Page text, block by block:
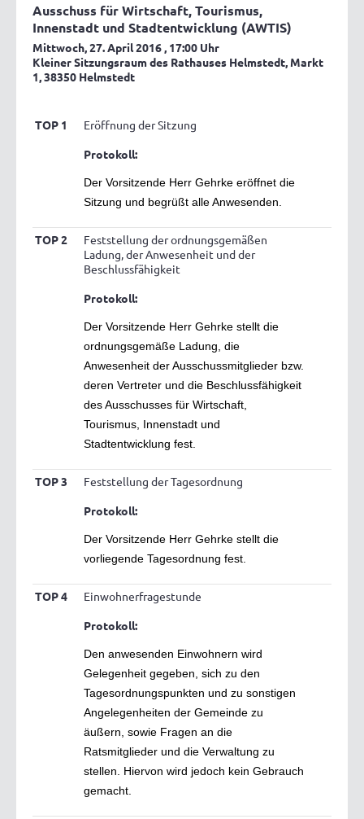
Ausschuss für Wirtschaft, Tourismus,
Innenstadt und Stadtentwicklung (AWTIS)
Mittwoch, 27. April 2016, 17:00 Uhr
Kleiner Sitzungsraum des Rathauses Helmstedt, Markt
1, 38350 Helmstedt
TOP 1
Eröffnung der Sitzung
Protokoll:
Der Vorsitzende Herr Gehrke eröffnet die
Sitzung und begrüßt alle Anwesenden.
TOP 2
Feststellung der ordnungsgemäßen
Ladung, der Anwesenheit und der
Beschlussfähigkeit
Protokoll:
Der Vorsitzende Herr Gehrke stellt die
ordnungsgemäße Ladung, die
Anwesenheit der Ausschussmitglieder bzw.
deren Vertreter und die Beschlussfähigkeit
des Ausschusses für Wirtschaft,
Tourismus, Innenstadt und
Stadtentwicklung fest.
TOP 3
Feststellung der Tagesordnung
Protokoll:
Der Vorsitzende Herr Gehrke stellt die
vorliegende Tagesordnung fest.
TOP 4
Einwohnerfragestunde
Protokoll:
Den anwesenden Einwohnern wird
Gelegenheit gegeben, sich zu den
Tagesordnungspunkten und zu sonstigen
Angelegenheiten der Gemeinde zu
äußern, sowie Fragen an die
Ratsmitglieder und die Verwaltung zu
stellen. Hiervon wird jedoch kein Gebrauch
gemacht.